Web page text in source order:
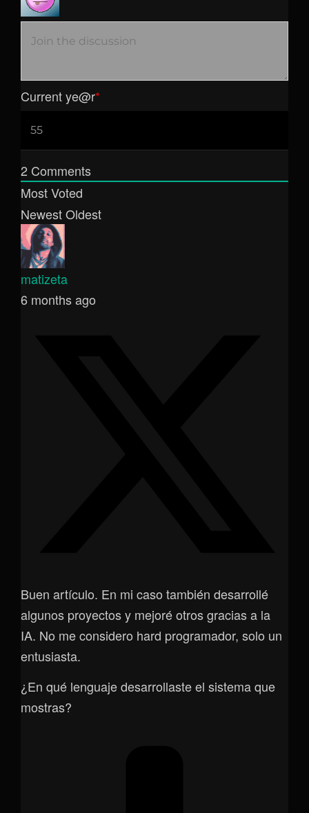
Current ye@r*
2 Comments
Most Voted
NewestOldest
matizeta
6 months ago
Buen artículo. En mi caso también desarrollé
algunos proyectos y mejoré otros gracias a la
IA. No me considero hard programador, solo un
entusiasta.
¿En qué lenguaje desarrollaste el sistema que
mostras?